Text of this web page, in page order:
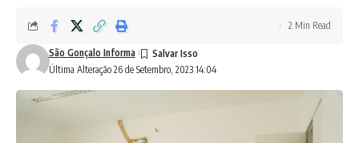
Última Alteração 26 de Setembro, 2023 14:04
São Gonçalo Informa
2 Min Read